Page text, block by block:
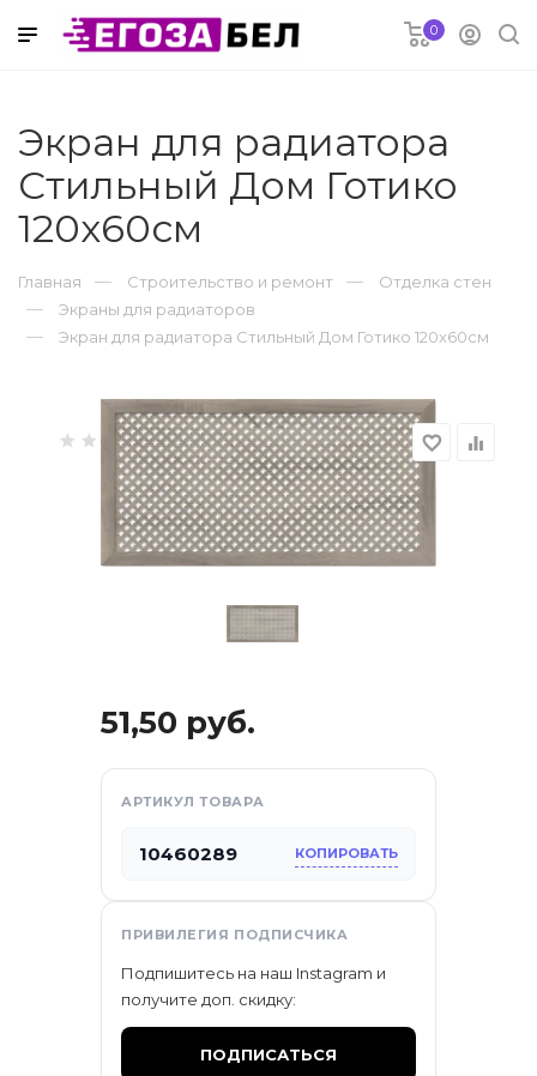
0
Экран для радиатора
Стильный Дом Готико
120х60см
Главная Строительство и ремонт
Отделка стен
Экраны для радиаторов
Экран для радиатора Стильный Дом Готико 120х60см
favorite_border equalizer
51,50 руб.
АРТИКУЛ ТОВАРА
10460289 КОПИРОВАТЬ
ПРИВИЛЕГИЯ ПОДПИСЧИКА
Подпишитесь на наш Instagram и
получите доп. скидку:
ПОДПИСАТЬСЯ